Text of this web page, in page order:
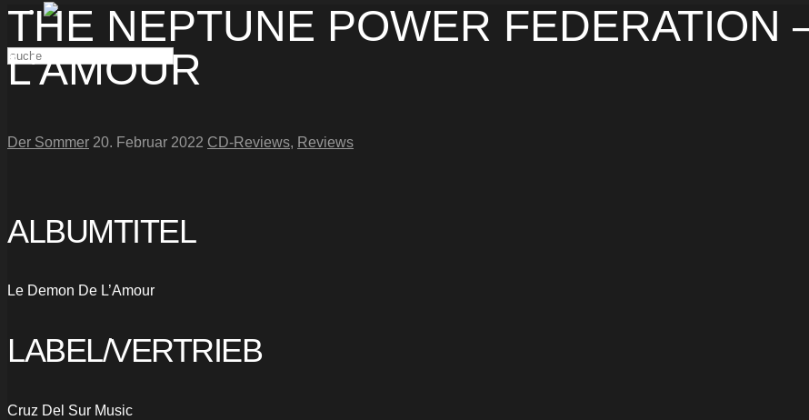
THE NEPTUNE POWER FEDERATION
L’AMOUR
Der Sommer 20. Februar 2022 CD-Reviews, Reviews
ALBUMTITEL
Le Demon De L’Amour
LABEL/VERTRIEB
Cruz Del Sur Music